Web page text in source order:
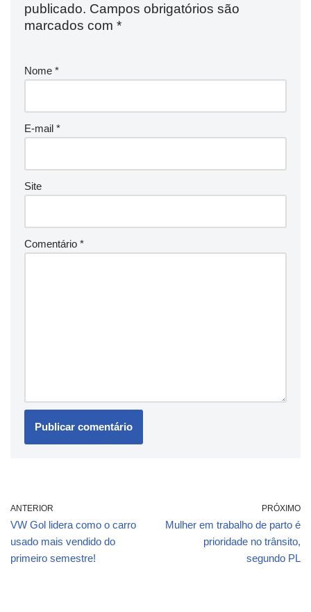
publicado. Campos obrigatórios são
marcados com *
Nome *
E-mail *
Site
Comentário *
ANTERIOR
VW Gol lidera como o carro
usado mais vendido do
primeiro semestre!
PRÓXIMO
Mulher em trabalho de parto é
prioridade no trânsito,
segundo PL